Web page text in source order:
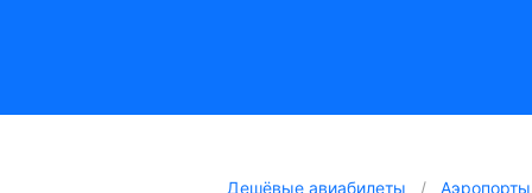
Дешёвые авиабилеты Аэропорты